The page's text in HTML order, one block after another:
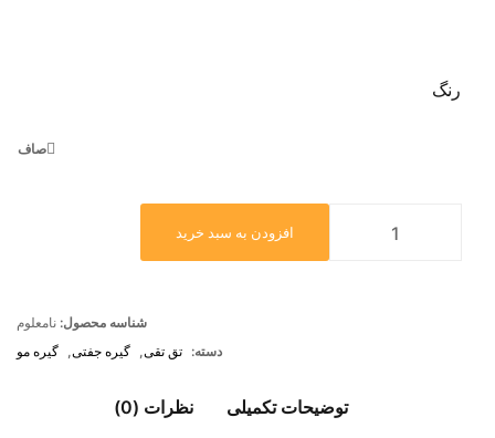
رنگ
صاف
افزودن به سبد خرید
شناسه محصول: نامعلوم
دسته: تق تقی گیره جفتی گیره مو
توضیحات تکمیلی نظرات (0)